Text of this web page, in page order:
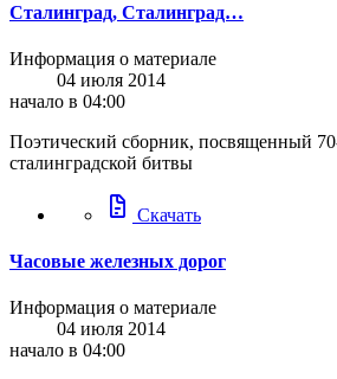
Сталинград, Сталинград…
Информация о материале
04 июля 2014
начало в 04:00
Поэтический сборник, посвященный
сталинградской битвы
docs Скачать
Часовые железных дорог
Информация о материале
04 июля 2014
начало в 04:00